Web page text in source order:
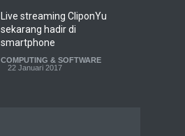
Live streaming CliponYu
sekarang hadir di
smartphone
COMPUTING & SOFTWARE
22 Januari 2017